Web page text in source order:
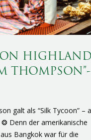
THOMPSON”-
galt als “Silk Tycoon” –
❂ Denn der amerikanische
Bangkok war für die